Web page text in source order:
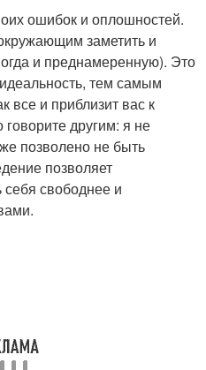
ошибок и оплошностей.
заметить и
и преднамеренную). Это
тем самым
все и приблизит вас к
другим: я не
позволено не быть
позволяет
себя свободнее и